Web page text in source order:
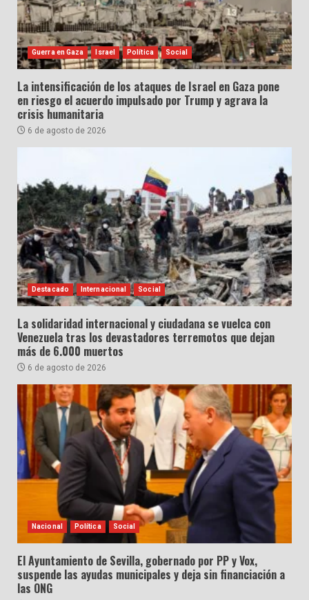
Guerra en Gaza Israel Política Social
La intensificación de los ataques de Israel en Gaza pone
en riesgo el acuerdo impulsado por Trump y agrava la
crisis humanitaria
6 de agosto de 2026
Destacado Internacional Social
La solidaridad internacional y ciudadana se vuelca con
Venezuela tras los devastadores terremotos que dejan
más de 6.000 muertos
6 de agosto de 2026
Nacional Política Social
El Ayuntamiento de Sevilla, gobernado por PP y Vox,
suspende las ayudas municipales y deja sin financiación a
las ONG